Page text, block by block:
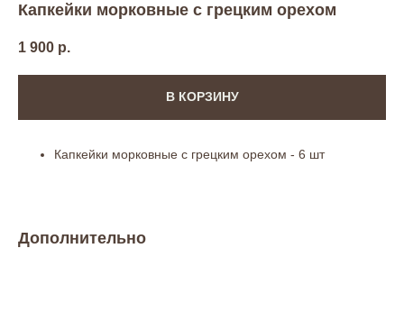
Капкейки морковные с грецким орехом
1 900 р.
В КОРЗИНУ
Капкейки морковные с грецким орехом - 6 шт
Дополнительно